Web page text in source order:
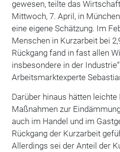
gewesen, teilte das
Mittwoch, 7. April, in
eine eigene Schätzung. Im
Menschen in Kurzarbeit bei
Rückgang fand in fast allen
insbesondere in der
Arbeitsmarktexperte
Darüber hinaus hätten
Maßnahmen zur
auch im Handel und im
Rückgang der Kurzarbeit
Allerdings sei der Anteil der